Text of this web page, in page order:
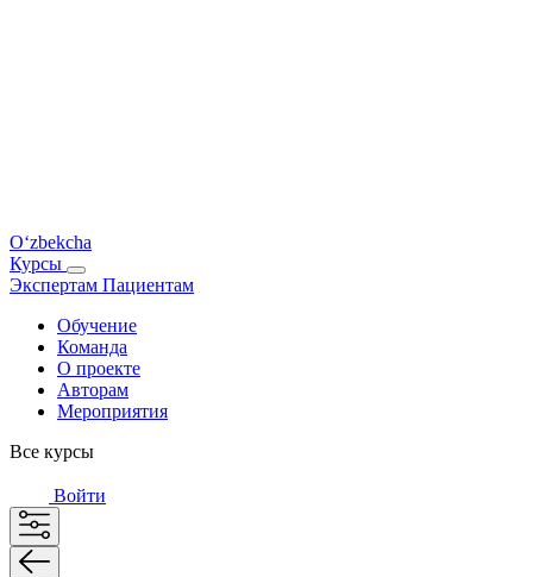
O‘zbekcha
Курсы
Экспертам Пациентам
Обучение
Команда
О проекте
Авторам
Мероприятия
Все курсы
Войти